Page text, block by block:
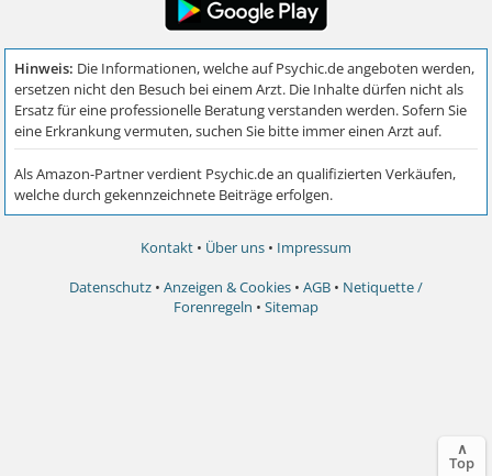
Kontakt • Über uns • Impressum
Datenschutz • Anzeigen & Cookies • AGB • Netiquette /
Forenregeln • Sitemap
∧
Top